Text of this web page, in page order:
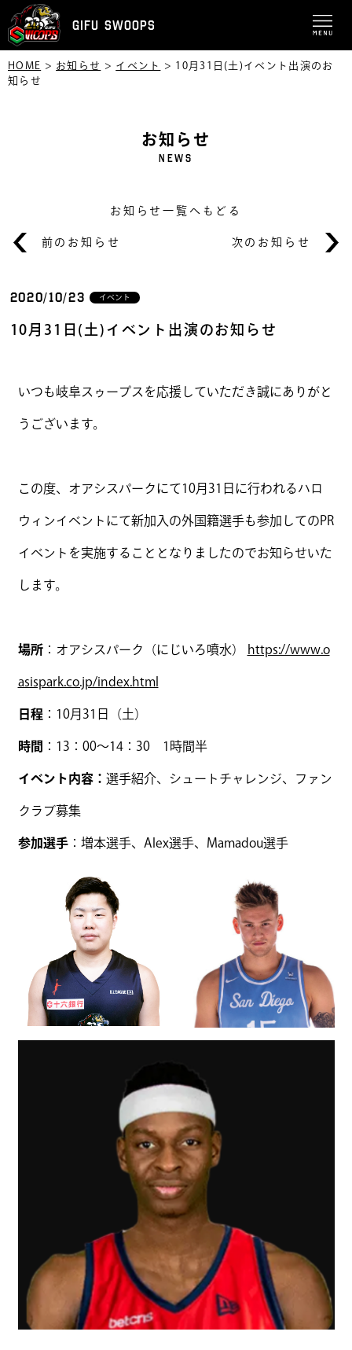
GIFU SWOOPS
HOME > お知らせ > イベント > 10月31日(土)イベント出演のお
知らせ
お知らせ
NEWS
前のお知らせ
お知らせ一覧へもどる
次のお知らせ
2020/10/23 イベント
10月31日(土)イベント出演のお知らせ
いつも岐阜スゥープスを応援していただき誠にありがと
うございます。
この度、オアシスパークにて10月31日に行われるハロ
ウィンイベントにて新加入の外国籍選手も参加してのPR
イベントを実施することとなりましたのでお知らせいた
します。
場所：オアシスパーク（にじいろ噴水） https://www.o
asispark.co.jp/index.html
日程：10月31日（土）
時間 ：13：00～14：30 1時間半
イベント内容： 選手紹介、シュートチャレンジ、ファン
クラブ募集
参加選手：増本選手、Alex選手、Mamadou選手